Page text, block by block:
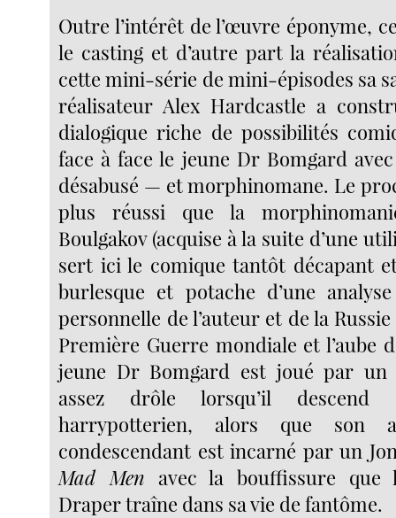
Outre l’intérêt de l’œuvre éponyme,
le casting et d’autre part la
cette mini-série de mini-épisodes sa
réalisateur Alex Hardcastle a
dialogique riche de possibilités
face à face le jeune Dr Bomgard
désabusé — et morphinomane. Le
plus réussi que la
Boulgakov (acquise à la suite d’une
sert ici le comique tantôt décapant
burlesque et potache d’une
personnelle de l’auteur et de la
Première Guerre mondiale et l’aube
jeune Dr Bomgard est joué par un
assez drôle lorsqu’il
harrypotterien, alors que son
condescendant est incarné par un
Mad Men avec la bouffissure que
Draper traîne dans sa vie de fantôme.